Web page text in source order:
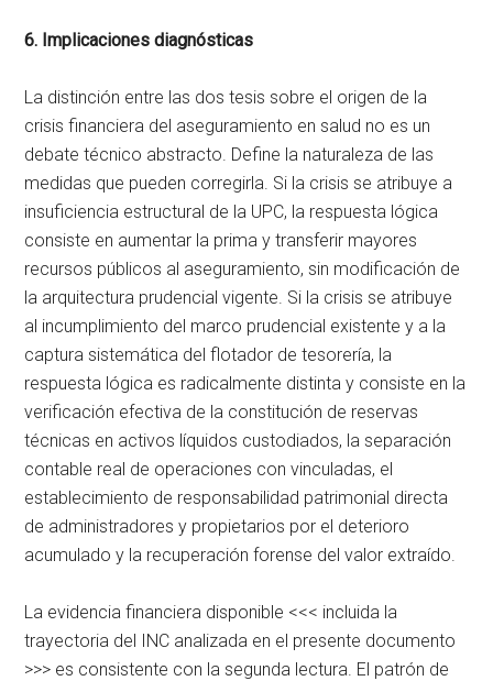
6. Implicaciones diagnósticas
La distinción entre las dos tesis sobre el origen de la
crisis financiera del aseguramiento en salud no es un
debate técnico abstracto. Define la naturaleza de las
medidas que pueden corregirla. Si la crisis se atribuye a
insuficiencia estructural de la UPC, la respuesta lógica
consiste en aumentar la prima y transferir mayores
recursos públicos al aseguramiento, sin modificación de
la arquitectura prudencial vigente. Si la crisis se atribuye
al incumplimiento del marco prudencial existente y a la
captura sistemática del flotador de tesorería, la
respuesta lógica es radicalmente distinta y consiste en la
verificación efectiva de la constitución de reservas
técnicas en activos líquidos custodiados, la separación
contable real de operaciones con vinculadas, el
establecimiento de responsabilidad patrimonial directa
de administradores y propietarios por el deterioro
acumulado y la recuperación forense del valor extraído.
La evidencia financiera disponible <<< incluida la
trayectoria del INC analizada en el presente documento
>>> es consistente con la segunda lectura. El patrón de